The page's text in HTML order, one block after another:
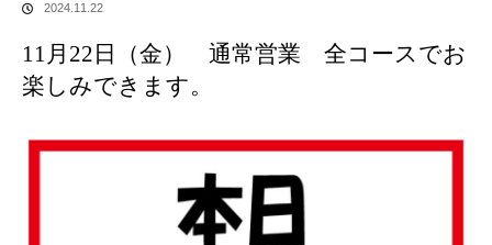
2024.11.22
11月22日（金） 通常営業 全コースでお
楽しみできます。